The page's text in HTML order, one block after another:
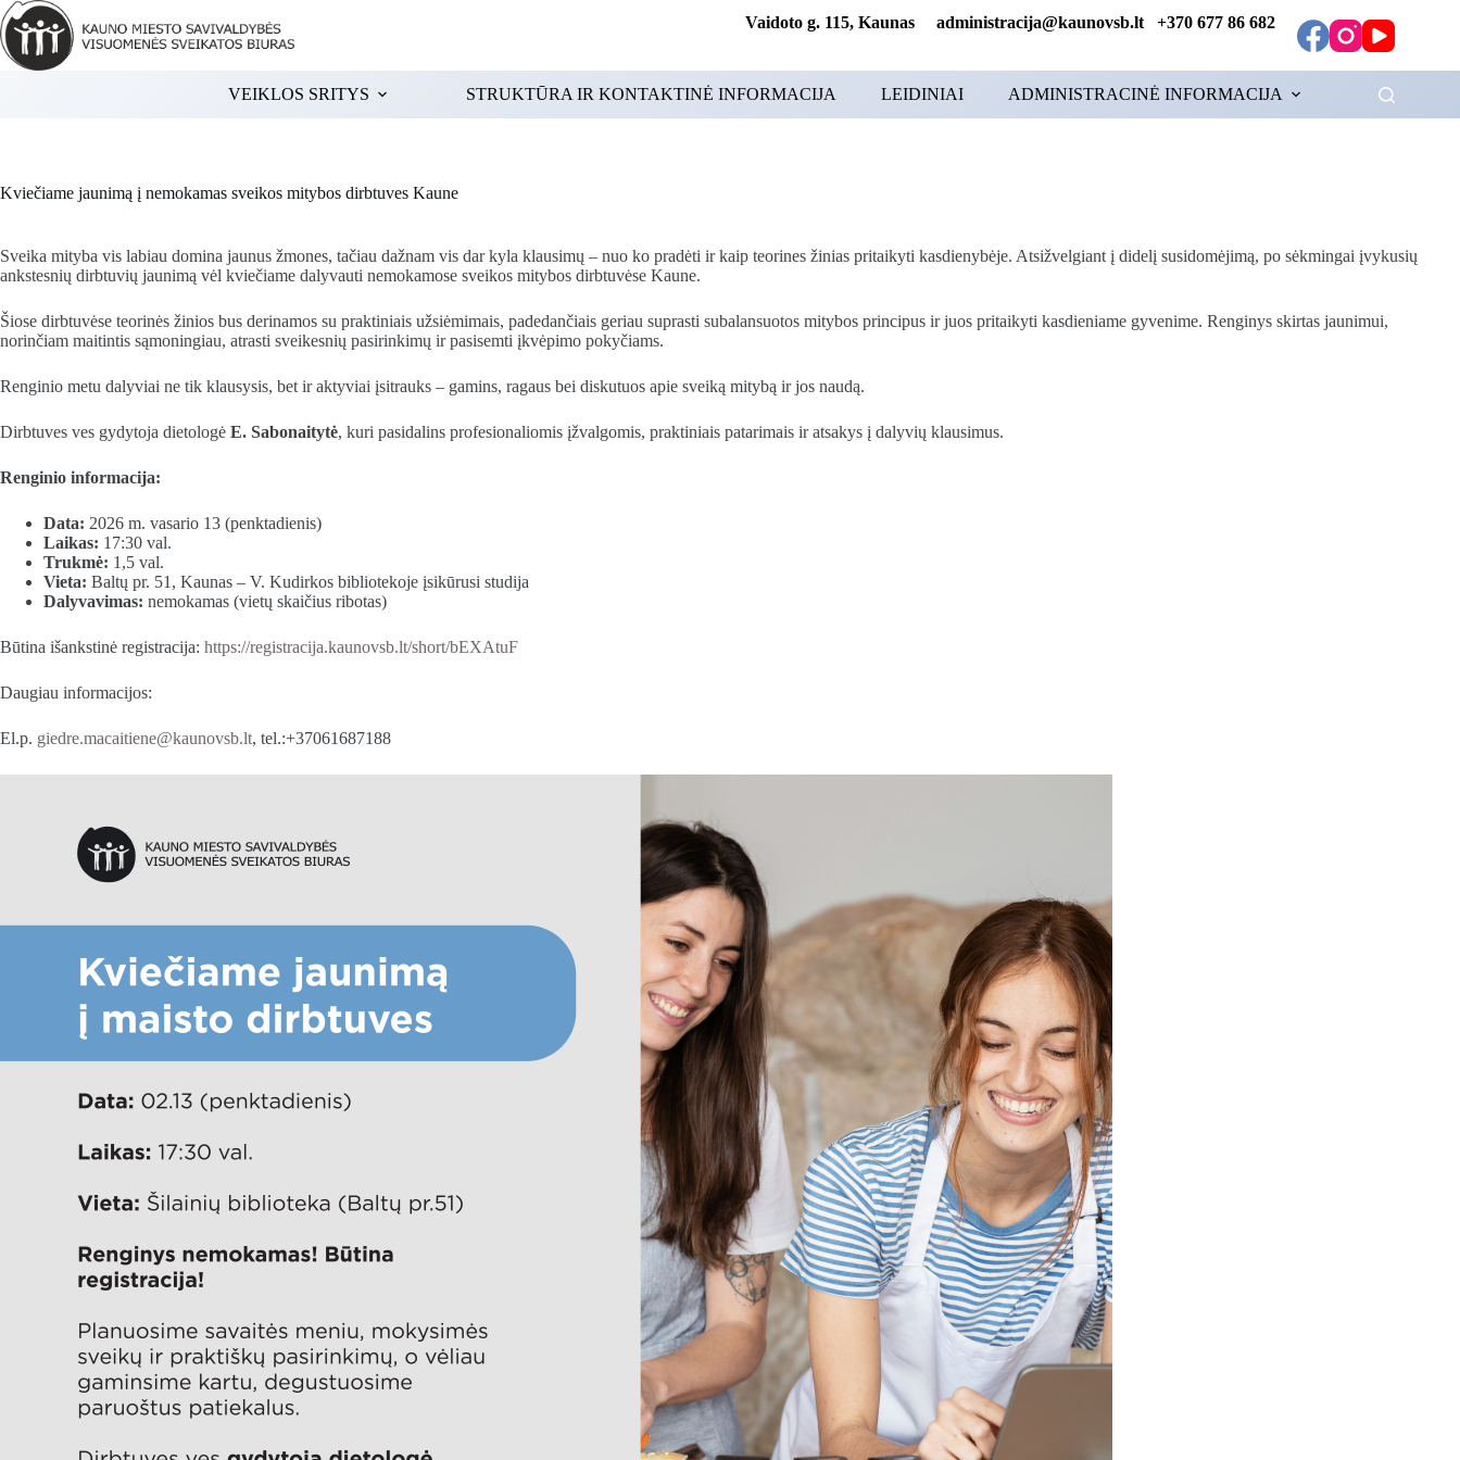
Skip
to
content
Vaidoto g. 115, Kaunas administracija@kaunovsb.lt +370 677 86 682
VEIKLOS SRITYS STRUKTŪRA IR KONTAKTINĖ INFORMACIJA LEIDINIAI ADMINISTRACINĖ INFORMACIJA
Kviečiame jaunimą į nemokamas sveikos mitybos dirbtuves Kaune
Sveika mityba vis labiau domina jaunus žmones, tačiau dažnam vis dar kyla klausimų – nuo ko pradėti ir kaip teorines žinias pritaikyti kasdienybėje. Atsižvelgiant į didelį susidomėjimą, po sėkmingai įvykusių
ankstesnių dirbtuvių jaunimą vėl kviečiame dalyvauti nemokamose sveikos mitybos dirbtuvėse Kaune.
Šiose dirbtuvėse teorinės žinios bus derinamos su praktiniais užsiėmimais, padedančiais geriau suprasti subalansuotos mitybos principus ir juos pritaikyti kasdieniame gyvenime. Renginys skirtas jaunimui,
norinčiam maitintis sąmoningiau, atrasti sveikesnių pasirinkimų ir pasisemti įkvėpimo pokyčiams.
Renginio metu dalyviai ne tik klausysis, bet ir aktyviai įsitrauks – gamins, ragaus bei diskutuos apie sveiką mitybą ir jos naudą.
Dirbtuves ves gydytoja dietologė E. Sabonaitytė, kuri pasidalins profesionaliomis įžvalgomis, praktiniais patarimais ir atsakys į dalyvių klausimus.
Renginio informacija:
Data: 2026 m. vasario 13 (penktadienis)
Laikas: 17:30 val.
Trukmė: 1,5 val.
Vieta: Baltų pr. 51, Kaunas – V. Kudirkos bibliotekoje įsikūrusi studija
Dalyvavimas: nemokamas (vietų skaičius ribotas)
Būtina išankstinė registracija: https://registracija.kaunovsb.lt/short/bEXAtuF
Daugiau informacijos:
El.p. giedre.macaitiene@kaunovsb.lt, tel.:+37061687188